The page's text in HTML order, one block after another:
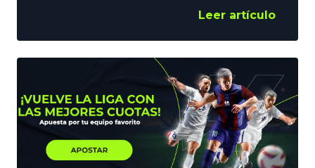
Copa. Es la llave a la Final del torneo, y
Sociedad vs Athletic de este miércoles
puede ser el partido más importante de
la temporada para ambos equipos, y en
YoSports os damos
Leer artículo